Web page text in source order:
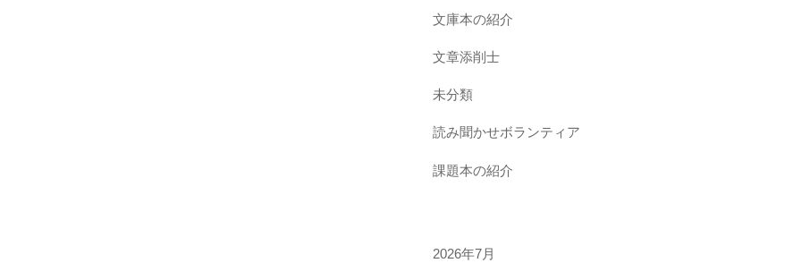
文庫本の紹介
文章添削士
未分類
読み聞かせボランティア
課題本の紹介
2026年7月